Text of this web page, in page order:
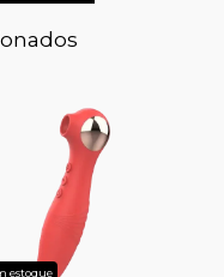
estoque